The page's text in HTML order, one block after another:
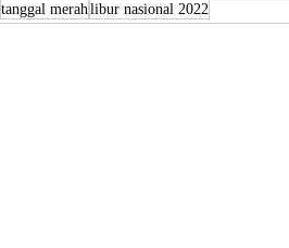
tanggal merahlibur nasional 2022